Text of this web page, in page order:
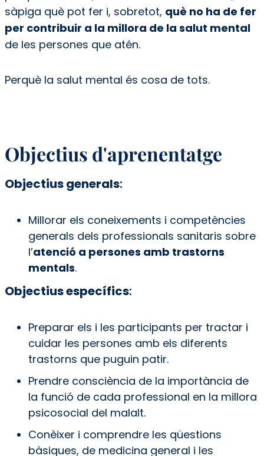
sàpiga què pot fer i, sobretot, què no ha de fer
per contribuir a la millora de la salut mental
de les persones que atén.
Perquè la salut mental és cosa de tots.
Objectius d'aprenentatge
Objectius generals:
Millorar els coneixements i competències
generals dels professionals sanitaris sobre
l’atenció a persones amb trastorns
mentals.
Objectius específics:
Preparar els i les participants per tractar i
cuidar les persones amb els diferents
trastorns que puguin patir.
Prendre consciència de la importància de
la funció de cada professional en la millora
psicosocial del malalt.
Conèixer i comprendre les qüestions
bàsiques, de medicina general i les